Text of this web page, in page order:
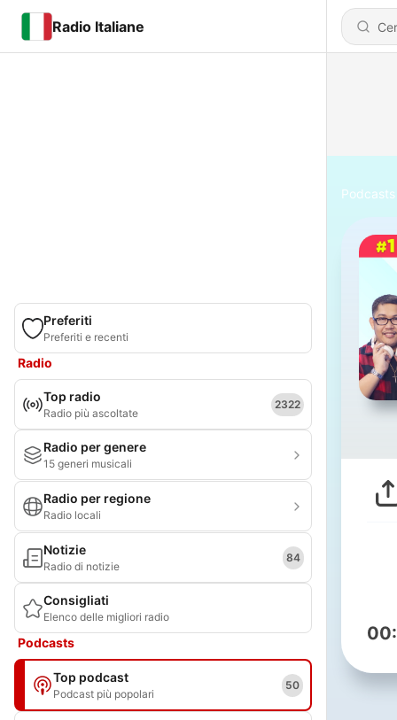
Radio Italiane
Preferiti
Preferiti e recenti
Radio
Top radio
Radio più ascoltate
2322
Radio per genere
15 generi musicali
Radio per regione
Radio locali
Notizie
Radio di notizie
84
Consigliati
Elenco delle migliori radio
Podcasts
Top podcast
Podcast più popolari
50
Podcasts